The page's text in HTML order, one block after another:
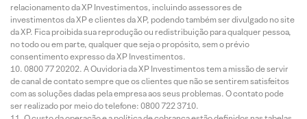
relacionamento da XP Investimentos, incluindo assessores de
investimentos da XP e clientes da XP, podendo também ser divulgado no site
da XP. Fica proibida sua reprodução ou redistribuição para qualquer pessoa,
no todo ou em parte, qualquer que seja o propósito, sem o prévio
consentimento expresso da XP Investimentos.
0800 77 20202. A Ouvidoria da XP Investimentos tem a missão de servir
de canal de contato sempre que os clientes que não se sentirem satisfeitos
com as soluções dadas pela empresa aos seus problemas. O contato pode
ser realizado por meio do telefone: 0800 722 3710.